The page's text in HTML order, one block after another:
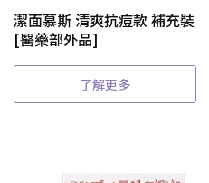
潔面慕斯 清爽抗痘款 補充裝
[醫藥部外品]
了解更多